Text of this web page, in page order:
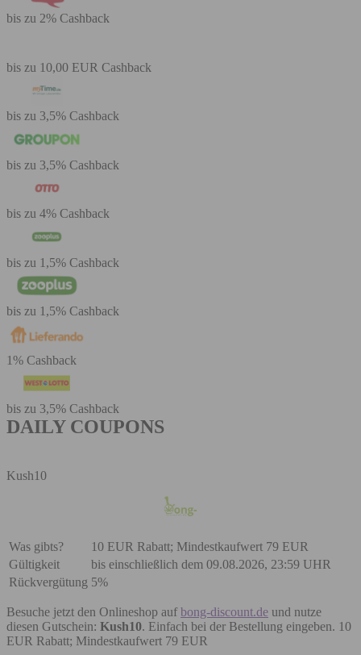
bis zu 2% Cashback
bis zu 10,00 EUR Cashback
bis zu 3,5% Cashback
bis zu 3,5% Cashback
bis zu 4% Cashback
bis zu 1,5% Cashback
bis zu 1,5% Cashback
1% Cashback
bis zu 3,5% Cashback
DAILY COUPONS
Kush10
Was gibts?
10 EUR Rabatt; Mindestkaufwert 79 EUR
Gültigkeit
bis einschließlich dem 09.08.2026, 23:59 UHR
Rückvergütung 5%
Besuche jetzt den Onlineshop auf bong-discount.de und nutze
diesen Gutschein: Kush10. Einfach bei der Bestellung eingeben. 10
EUR Rabatt; Mindestkaufwert 79 EUR